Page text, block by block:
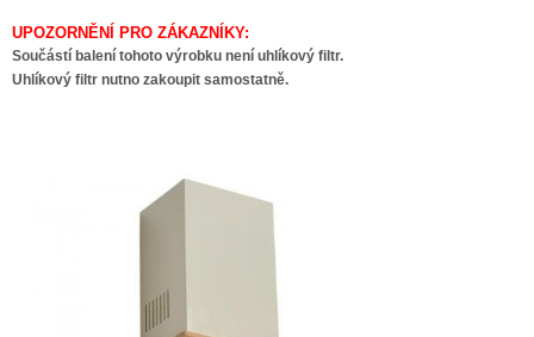
UPOZORNĚNÍ PRO ZÁKAZNÍKY:
Součástí balení tohoto výrobku není uhlíkový filtr.
Uhlíkový filtr nutno zakoupit samostatně.